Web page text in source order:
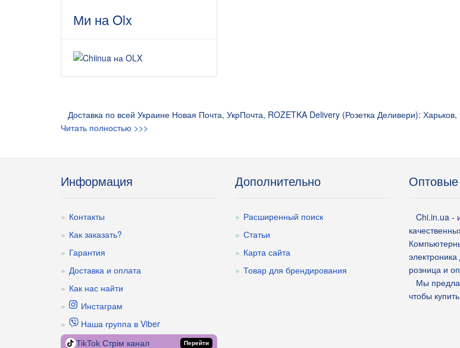
Ми на Olx
Доставка по всей Украине Новая Почта, УкрПочта, ROZETKA Delivery (Розетка Деливери):
Читать полностью >>>
Информация
Контакты
Как заказать?
Гарантия
Доставка и оплата
Как нас найти
Инстаграм
Наша группа в Viber
TikTok Стрім канал Перейти
Дополнительно
Расширенный поиск
Статьи
Карта сайта
Товар для брендирования
Chi.in.ua -
розница и
Мы
чтобы